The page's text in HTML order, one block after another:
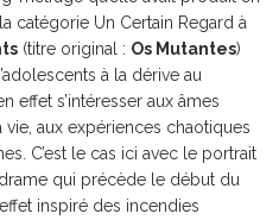
catégorie Un Certain Regard à
(titre original : Os Mutantes)
à la dérive au
effet s’intéresser aux âmes
aux expériences chaotiques
C’est le cas ici avec le portrait
qui précède le début du
inspiré des incendies